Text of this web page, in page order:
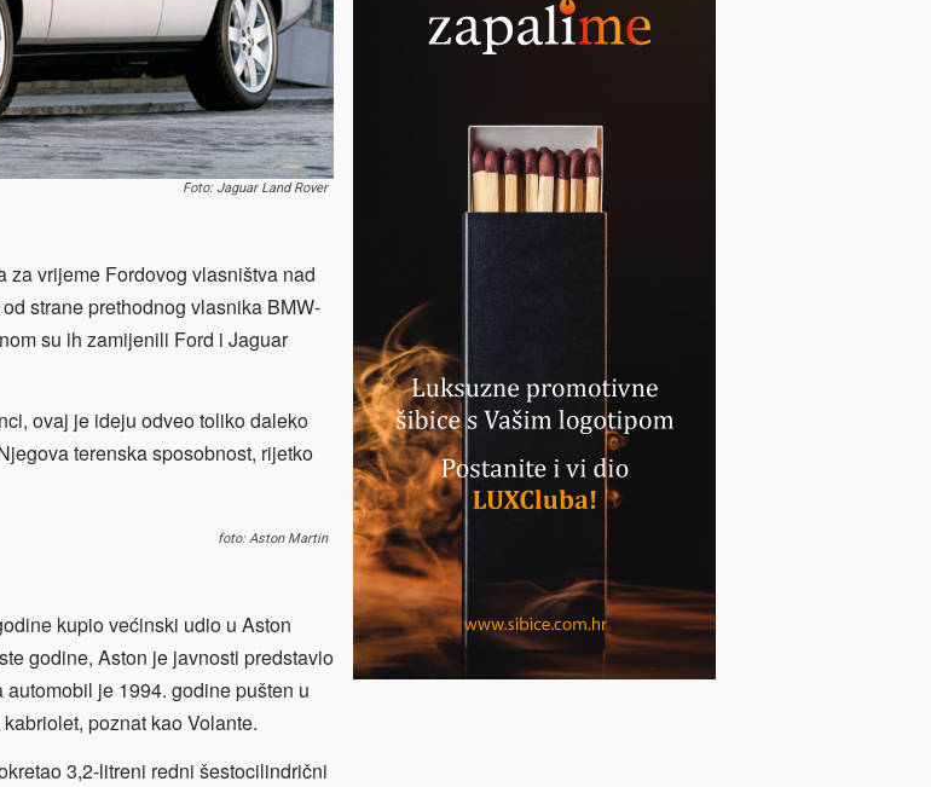
Foto: Jaguar Land Rover
vrijeme Fordovog vlasništva nad
strane prethodnog vlasnika BMW-
su ih zamijenili Ford i Jaguar
ovaj je ideju odveo toliko daleko
terenska sposobnost, rijetko
foto: Aston Martin
kupio većinski udio u Aston
godine, Aston je javnosti predstavio
je 1994. godine pušten u
poznat kao Volante.
3,2-litreni redni šestocilindrični